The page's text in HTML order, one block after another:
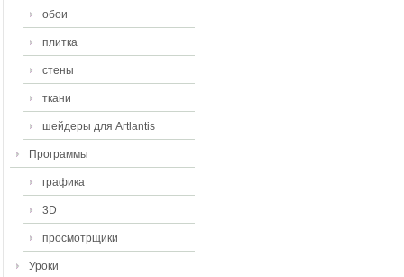
обои
плитка
стены
ткани
шейдеры для Artlantis
Программы
графика
3D
просмотрщики
Уроки